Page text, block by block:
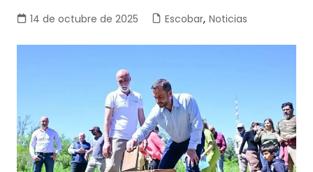
14 de octubre de 2025 Escobar, Noticias